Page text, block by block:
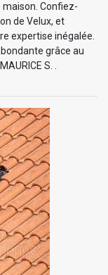
Confiez-
de Velux, et
expertise inégalée.
grâce au
S. .